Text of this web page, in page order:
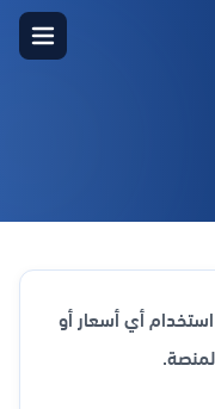
أي أسعار أو